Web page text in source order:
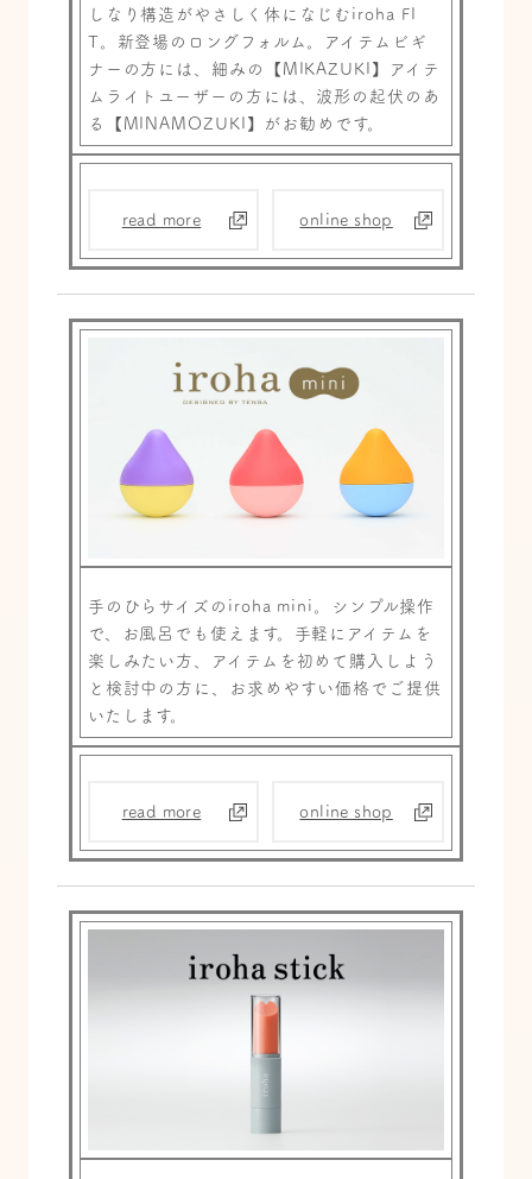
しなり構造がやさしく体になじむiroha FI
T。新登場のロングフォルム。アイテムビギ
ナーの方には、細みの【MIKAZUKI】アイテ
ムライトユーザーの方には、波形の起伏のあ
る【MINAMOZUKI】がお勧めです。
read more online shop
手のひらサイズのiroha mini。シンプル操作
で、お風呂でも使えます。手軽にアイテムを
楽しみたい方、アイテムを初めて購入しよう
と検討中の方に、お求めやすい価格でご提供
いたします。
read more online shop